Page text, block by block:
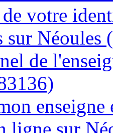
votre
sur Néoules
de
ligne sur